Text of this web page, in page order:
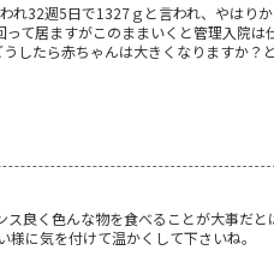
32週5日で1327ｇと言われ、やはり
て居ますがこのままいくと管理入院は
したら赤ちゃんは大きくなりますか？
良く色んな物を食べることが大事だ
に気を付けて温かくして下さいね。